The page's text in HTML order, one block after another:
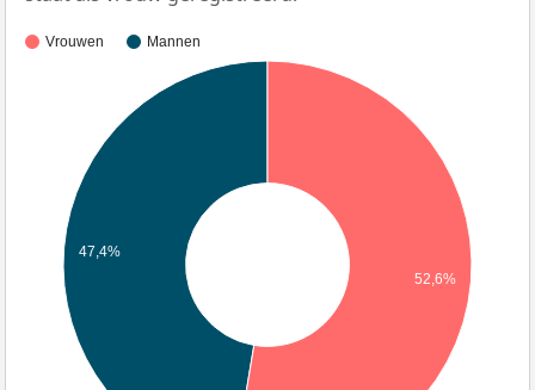
Vrouwen Mannen
47,4%
52,6%